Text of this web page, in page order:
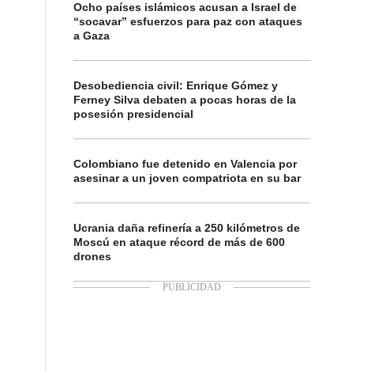
Ocho países islámicos acusan a Israel de
“socavar” esfuerzos para paz con ataques
a Gaza
Desobediencia civil: Enrique Gómez y
Ferney Silva debaten a pocas horas de la
posesión presidencial
Colombiano fue detenido en Valencia por
asesinar a un joven compatriota en su bar
Ucrania daña refinería a 250 kilómetros de
Moscú en ataque récord de más de 600
drones